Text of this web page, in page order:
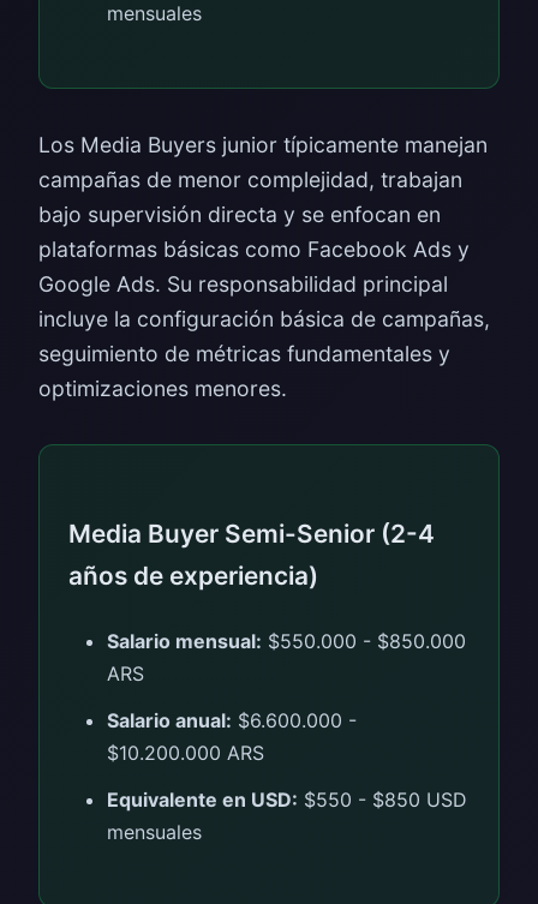
mensuales
Los Media Buyers junior típicamente manejan
campañas de menor complejidad, trabajan
bajo supervisión directa y se enfocan en
plataformas básicas como Facebook Ads y
Google Ads. Su responsabilidad principal
incluye la configuración básica de campañas,
seguimiento de métricas fundamentales y
optimizaciones menores.
Media Buyer Semi-Senior (2-4
años de experiencia)
Salario mensual: $550.000 - $850.000
ARS
Salario anual: $6.600.000 -
$10.200.000 ARS
Equivalente en USD: $550 - $850 USD
mensuales